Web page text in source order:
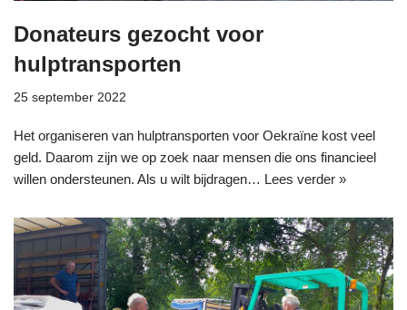
Donateurs gezocht voor
hulptransporten
25 september 2022
Het organiseren van hulptransporten voor Oekraïne kost veel
geld. Daarom zijn we op zoek naar mensen die ons financieel
willen ondersteunen. Als u wilt bijdragen… Lees verder »